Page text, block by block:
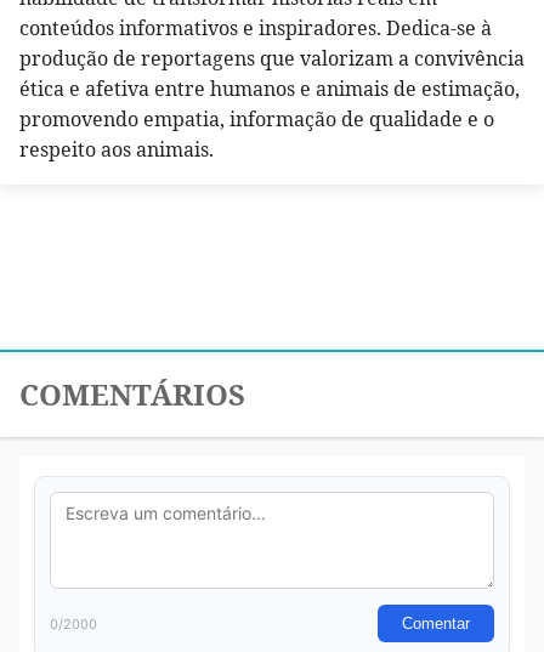
conteúdos informativos e inspiradores. Dedica-se à
produção de reportagens que valorizam a convivência
ética e afetiva entre humanos e animais de estimação,
promovendo empatia, informação de qualidade e o
respeito aos animais.
COMENTÁRIOS